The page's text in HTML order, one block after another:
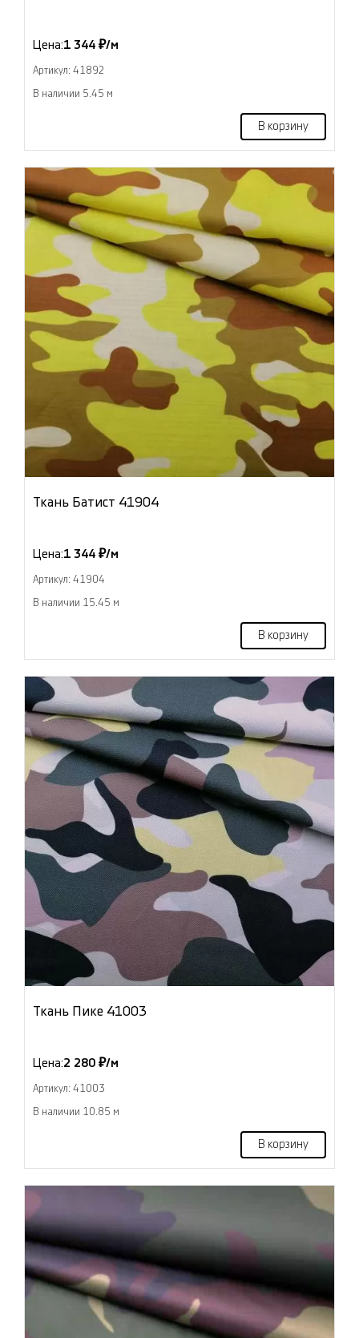
Цена:1 344 ₽/м
Артикул: 41892
В наличии 5.45 м
В корзину
Ткань Батист 41904
Цена:1 344 ₽/м
Артикул: 41904
В наличии 15.45 м
В корзину
Ткань Пике 41003
Цена:2 280 ₽/м
Артикул: 41003
В наличии 10.85 м
В корзину